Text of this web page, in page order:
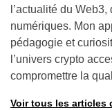
l’actualité du
numériques. Mon
pédagogie et
l’univers crypto
compromettre la
Voir tous les articles